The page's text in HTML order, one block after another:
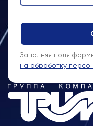
Заполняя поля
на обработку